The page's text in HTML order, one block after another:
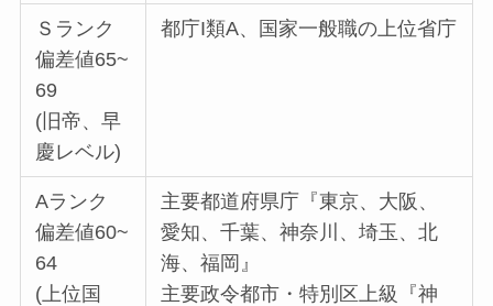
Ｓランク
偏差値65~
69
(旧帝、早
慶レベル)
都庁I類A、国家一般職の上位省庁
Aランク
偏差値60~
64
(上位国
主要都道府県庁『東京、大阪、
愛知、千葉、神奈川、埼玉、北
海、福岡』
主要政令都市・特別区上級『神